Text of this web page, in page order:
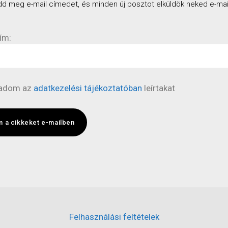
meg e-mail címedet, és minden új posztot elküldök neked e-
az adatkezelési tájékoztatóban leírtakat
a cikkeket e-mailben
Felhasználási feltételek